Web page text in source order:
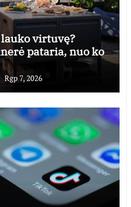
virtuvę?
pataria, nuo ko
Rgp 7, 2026